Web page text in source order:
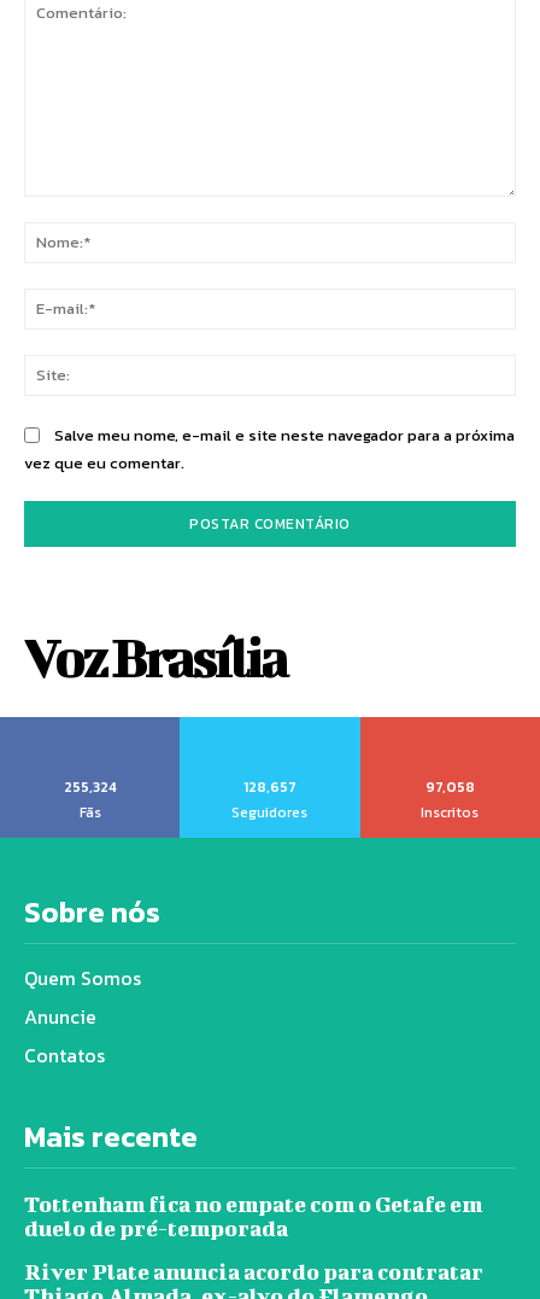
Salve meu nome, e-mail e site neste navegador para a próxima
vez que eu comentar.
Voz Brasília
255,324
Fãs
128,657
Seguidores
97,058
Inscritos
Sobre nós
Quem Somos
Anuncie
Contatos
Mais recente
Tottenham fica no empate com o Getafe em
duelo de pré-temporada
River Plate anuncia acordo para contratar